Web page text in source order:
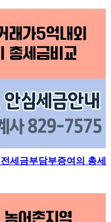
세금부담부증여의 총세